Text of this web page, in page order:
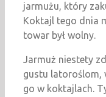
jarmużu, który
Koktajl tego dnia
towar był wolny.
Jarmuż niestety
gustu latoroślom,
go w koktajlach.